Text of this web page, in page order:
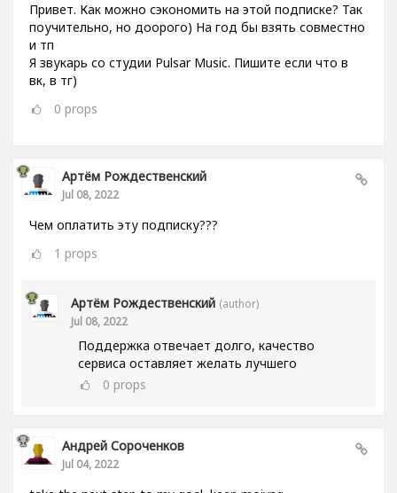
Привет. Как можно сэкономить на этой подписке? Так
поучительно, но доорого) На год бы взять совместно
и тп
Я звукарь со студии Pulsar Music. Пишите если что в
вк, в тг)
0 props
Артём Рождественский
Jul 08, 2022
Чем оплатить эту подписку???
1 props
Артём Рождественский (author)
Jul 08, 2022
Поддержка отвечает долго, качество
сервиса оставляет желать лучшего
0 props
Андрей Сороченков
Jul 04, 2022